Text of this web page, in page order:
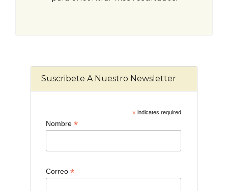
Suscribete A Nuestro Newsletter
*indicates required
Nombre *
Correo *